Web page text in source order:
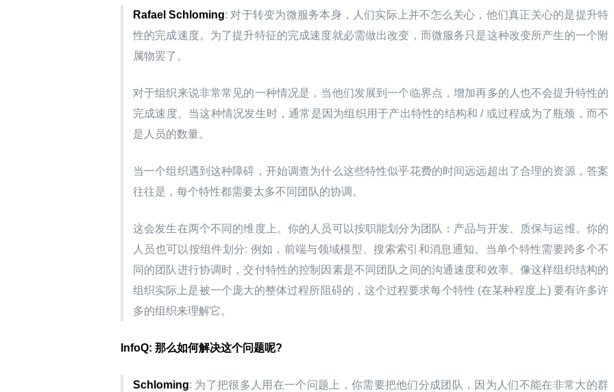
Rafael Schloming: 对于转变为微服务本身，人们实际上并不怎么关心，他们真正关心的是提升特
性的完成速度。为了提升特征的完成速度就必需做出改变，而微服务只是这种改变所产生的一个附
属物罢了。
对于组织来说非常常见的一种情况是，当他们发展到一个临界点，增加再多的人也不会提升特性的
完成速度。当这种情况发生时，通常是因为组织用于产出特性的结构和 / 或过程成为了瓶颈，而不
是人员的数量。
当一个组织遇到这种障碍，开始调查为什么这些特性似乎花费的时间远远超出了合理的资源，答案
往往是，每个特性都需要太多不同团队的协调。
这会发生在两个不同的维度上。你的人员可以按职能划分为团队：产品与开发、质保与运维。你的
人员也可以按组件划分: 例如，前端与领域模型、搜索索引和消息通知。当单个特性需要跨多个不
同的团队进行协调时，交付特性的控制因素是不同团队之间的沟通速度和效率。像这样组织结构的
组织实际上是被一个庞大的整体过程所阻碍的，这个过程要求每个特性 (在某种程度上) 要有许多许
多的组织来理解它。
InfoQ: 那么如何解决这个问题呢?
Schloming: 为了把很多人用在一个问题上，你需要把他们分成团队，因为人们不能在非常大的群